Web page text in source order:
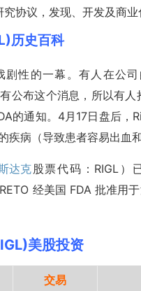
究协议，发现、开发及商业
历史百科
性的一幕。有人在公
公布这个消息，所以有
的通知。4月17日盘后
病（导致患者容易出血和
达克股票代码：RIGL）
经美国 FDA 批准用
美股投资
交易